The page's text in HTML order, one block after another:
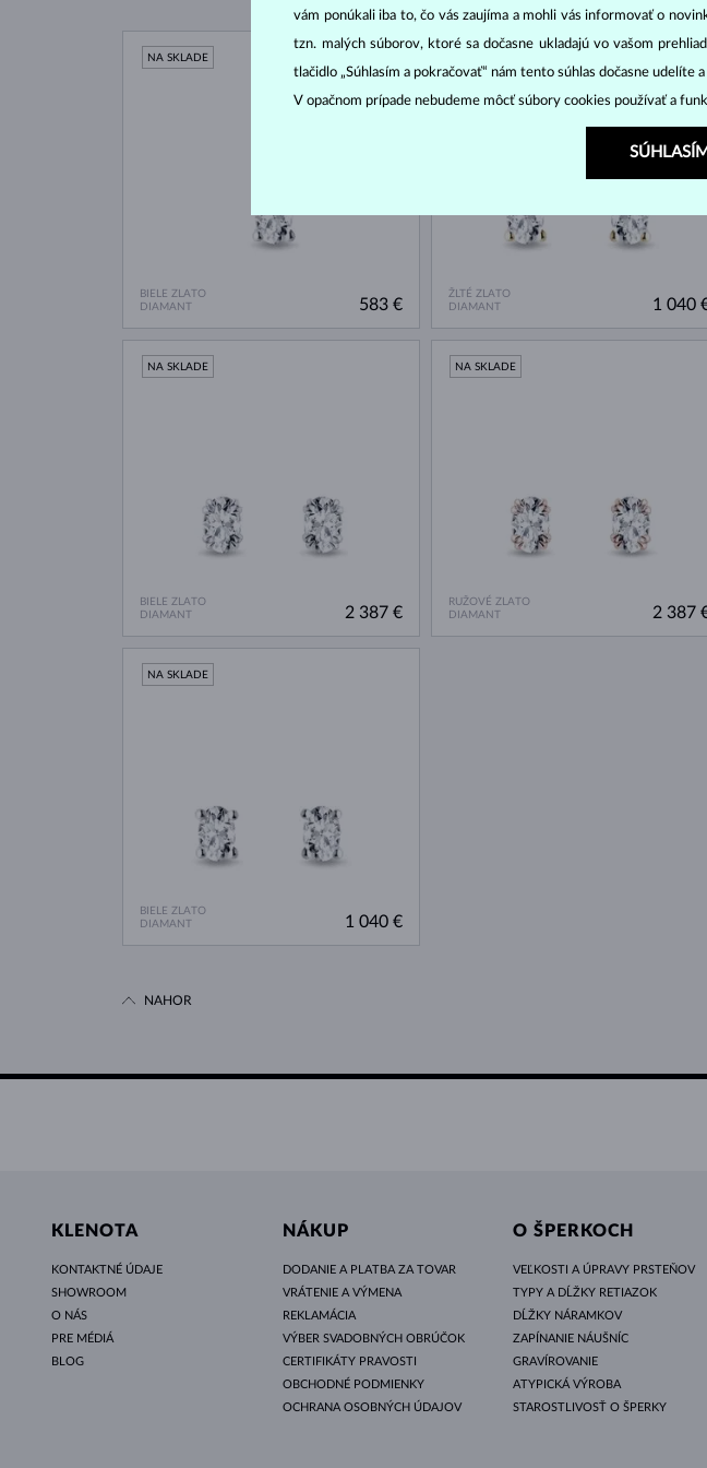
BIELE ZLATO
DIAMANT
NA SKLADE
583 €
ŽLTÉ ZLATO
DIAMANT
1 040
BIELE ZLATO
DIAMANT
NA SKLADE
2 387 €
RUŽOVÉ ZLATO
DIAMANT
NA SKLADE
2 387
BIELE ZLATO
DIAMANT
NA SKLADE
1 040 €
NAHOR
KLENOTA
KONTAKTNÉ ÚDAJE
SHOWROOM
O NÁS
PRE MÉDIÁ
BLOG
NÁKUP
DODANIE A PLATBA ZA TOVAR
VRÁTENIE A VÝMENA
REKLAMÁCIA
VÝBER SVADOBNÝCH OBRÚČOK
CERTIFIKÁTY PRAVOSTI
OBCHODNÉ PODMIENKY
OCHRANA OSOBNÝCH ÚDAJOV
O ŠPERKOCH
VEĽKOSTI A ÚPRAVY PRSTEŇOV
TYPY A DĹŽKY RETIAZOK
DĹŽKY NÁRAMKOV
ZAPÍNANIE NÁUŠNÍC
GRAVÍROVANIE
ATYPICKÁ VÝROBA
STAROSTLIVOSŤ O ŠPERKY
vám ponúkali iba to, čo vás zaujíma a mohli vás informovať o
tzn. malých súborov, ktoré sa dočasne ukladajú vo vašom
tlačidlo „Súhlasím a pokračovať“ nám tento súhlas dočasne
V opačnom prípade nebudeme môcť súbory cookies používať a